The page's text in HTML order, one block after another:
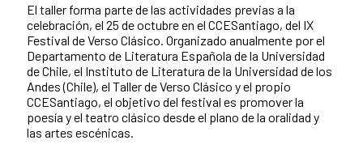
El taller forma parte de las actividades previas a la
celebración, el 25 de octubre en el CCESantiago, del IX
Festival de Verso Clásico. Organizado anualmente por el
Departamento de Literatura Española de la Universidad
de Chile, el Instituto de Literatura de la Universidad de los
Andes (Chile), el Taller de Verso Clásico y el propio
CCESantiago, el objetivo del festival es promover la
poesía y el teatro clásico desde el plano de la oralidad y
las artes escénicas.